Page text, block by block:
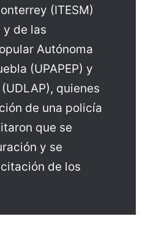
(ITESM)
y de las
Autónoma
(UPAPEP) y
quienes
de una policía
que se
y se
de los